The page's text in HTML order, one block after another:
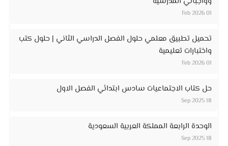
01 Feb 2026
تحميل تطبيق معلمي حلول الفصل الدراسي الثاني | حلول كتب
واختبارات تعليمية
01 Feb 2026
حل كتاب الاجتماعيات سادس ابتدائي الفصل الاول
18 Sep 2025
الوحدة الرابعة المملكة العربية السعودية
18 Sep 2025